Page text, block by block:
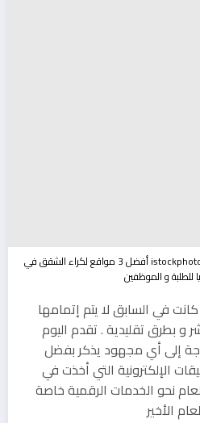
في السابق لا يتم إتمامها
و بطرق تقليدية . تقدم اليوم
إلى أي مجهود يذكر بفضل
الإلكترونية التي أخذت في
نحو الخدمات الرقمية خاصة
الأخير